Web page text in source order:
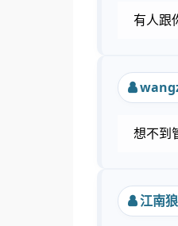
有人跟
想不到
江南狼